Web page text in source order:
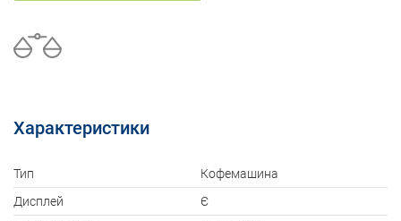
Характеристики
Тип
Кофемашина
Дисплей
Є